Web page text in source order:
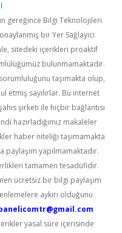
gereğince Bilgi Teknolojileri
bir Yer Sağlayıcı
sitedeki içerikleri proaktif
bulunmamaktadır.
taşımakta olup,
etmiş sayılırlar. Bu internet
şirketi ile hiçbir bağlantısı
hazırladığımız makaleler
haber niteliği taşımamakta
paylaşım yapılmamaktadır.
tamamen tesadüfidir.
ücretsiz bir bilgi paylaşım
aykırı olduğunu
yasal süre içerisinde